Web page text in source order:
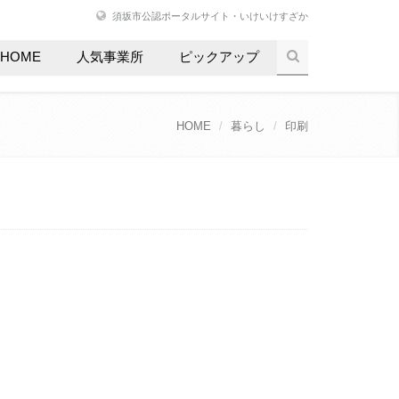
須坂市公認ポータルサイト・いけいけすざか
HOME 人気事業所 ピックアップ
HOME 暮らし 印刷